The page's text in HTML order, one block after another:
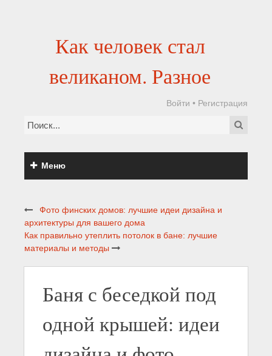
Как человек стал
великаном. Разное
Войти • Регистрация
Меню
Фото финских домов: лучшие идеи дизайна и
архитектуры для вашего дома
Как правильно утеплить потолок в бане: лучшие
материалы и методы
Баня с беседкой под
одной крышей: идеи